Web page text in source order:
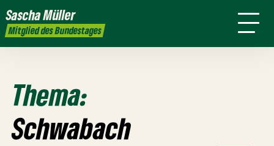
SaschaMüller
Mitglied des Bundestages
Transparenz
Ziele mich Wahlkreis
Thema:
Schwabach